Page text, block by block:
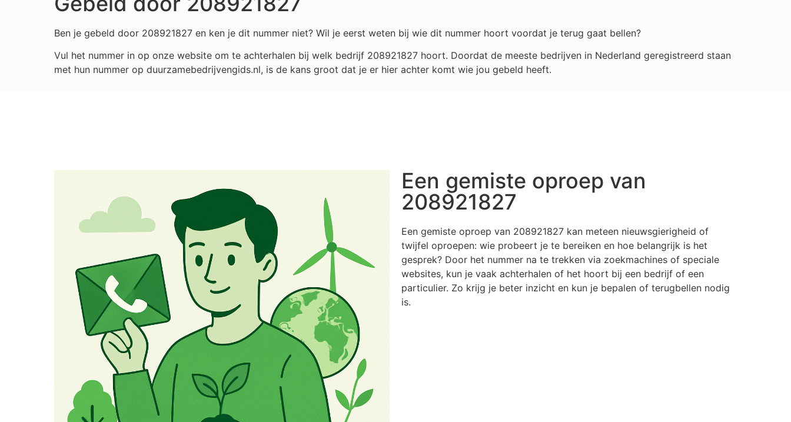
Ben je gebeld door 208921827 en ken je dit nummer niet? Wil je eerst weten bij wie dit nummer hoort voordat je terug gaat bellen?
Vul het nummer in op onze website om te achterhalen bij welk bedrijf 208921827 hoort. Doordat de meeste bedrijven in Nederland geregistreerd staan
met hun nummer op duurzamebedrijvengids.nl, is de kans groot dat je er hier achter komt wie jou gebeld heeft.
Een gemiste oproep van
208921827
Een gemiste oproep van 208921827 kan meteen nieuwsgierigheid of
twijfel oproepen: wie probeert je te bereiken en hoe belangrijk is het
gesprek? Door het nummer na te trekken via zoekmachines of speciale
websites, kun je vaak achterhalen of het hoort bij een bedrijf of een
particulier. Zo krijg je beter inzicht en kun je bepalen of terugbellen nodig
is.